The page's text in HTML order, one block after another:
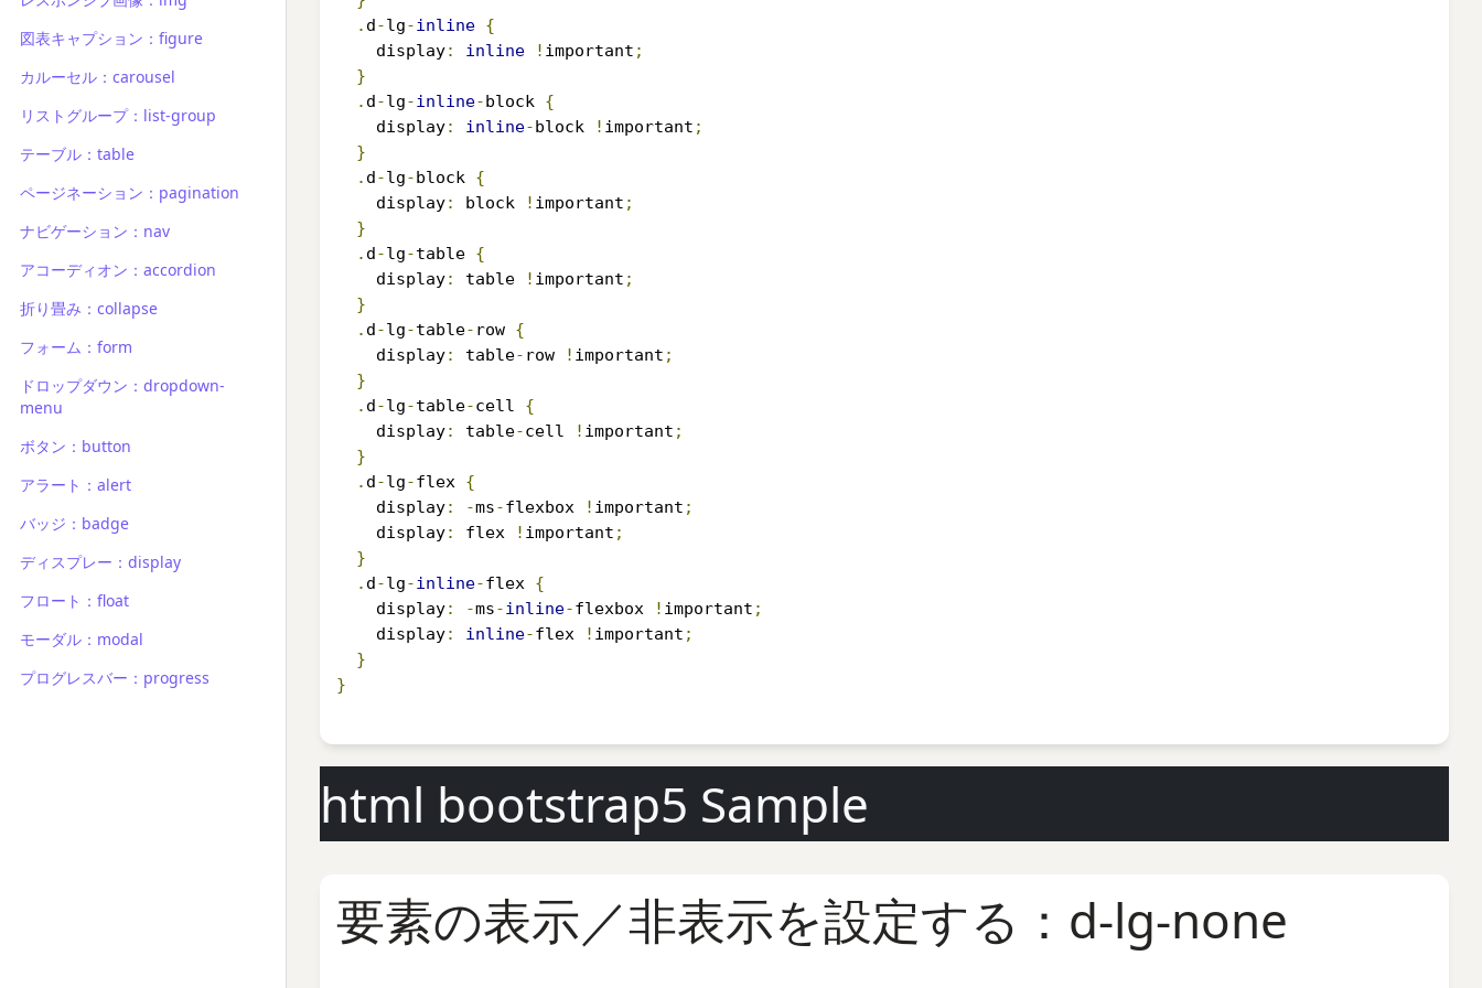
図表キャプション：figure
カルーセル：carousel
リストグループ：list-group
テーブル：table
ページネーション：pagination
ナビゲーション：nav
アコーディオン：accordion
折り畳み：collapse
フォーム：form
ドロップダウン：dropdown-
menu
ボタン：button
アラート：alert
バッジ：badge
ディスプレー：display
フロート：float
モーダル：modal
プログレスバー：progress
. d-lg-inline {
    display
: inline ! important ;
}
. d-lg-inline-block {
    display
: inline-block ! important ;
}
. d-lg-block {
    display
: block ! important ;
}
. d-lg-table {
    display
: table ! important ;
}
. d-lg-table- row {
    display
: table- row ! important ;
}
. d-lg-table-cell {
    display
: table-cell ! important ;
}
. d-lg-flex {
    display
: -ms-flexbox ! important ;
    display
: flex ! important ;
}
. d-lg-inline-flex {
    display
: -ms-inline-flexbox ! important ;
    display
: inline-flex ! important ;
}
}
html bootstrap5 Sample
要素の表示／非表示を設定する：d-lg-none